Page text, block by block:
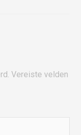
Vereiste velden